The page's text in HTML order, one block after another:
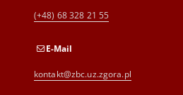
(+48) 68 328 21 55
E-Mail
kontakt@zbc.uz.zgora.pl